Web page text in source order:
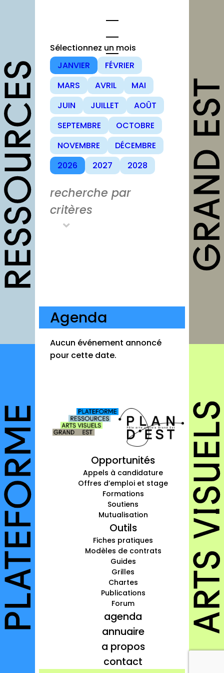
opportunités
Appels à candidature
Offres d’emploi et
stage
Formations
Soutiens
Mutualisation
Chartes
Publications
Forum
structures
autres annuaires
à propos
contact
Connexion
Inscription
Sélectionnez un mois
JANVIER
FÉVRIER
MARS
AVRIL
MAI
JUIN
JUILLET
AOÛT
SEPTEMBRE
OCTOBRE
NOVEMBRE
DÉCEMBRE
2026
2027 2028
recherche par
critères
Agenda
Aucun événement annoncé
pour cette date.
Opportunités
Appels à candidature
Offres d’emploi et stage
Formations
Soutiens
Mutualisation
Outils
Fiches pratiques
Modèles de contrats
Guides
Grilles
Chartes
Publications
Forum
agenda
annuaire
a propos
contact